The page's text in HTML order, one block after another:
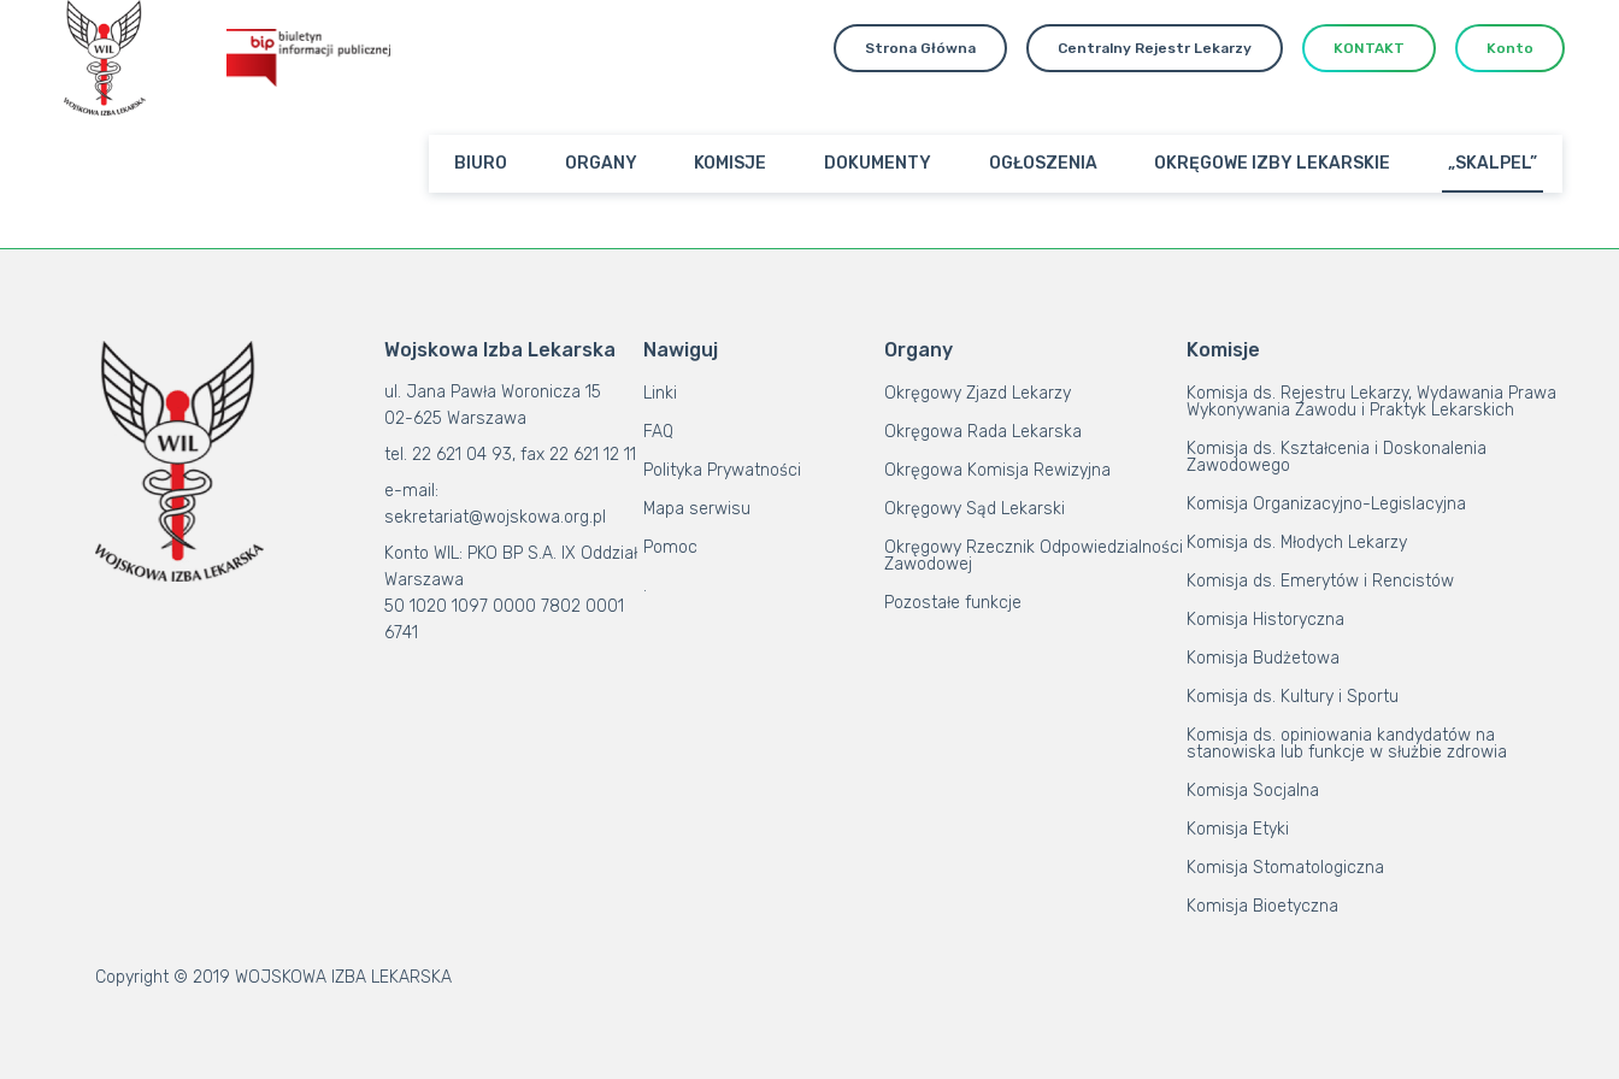
Strona Główna Centralny Rejestr Lekarzy KONTAKT Konto
BIURO ORGANY KOMISJE DOKUMENTY OGŁOSZENIA OKRĘGOWE IZBY LEKARSKIE „SKALPEL”
Wojskowa Izba Lekarska
ul. Jana Pawła Woronicza 15
02-625 Warszawa
tel. 22 621 04 93, fax 22 621 12 11
e-mail:
sekretariat@wojskowa.org.pl
Konto WIL: PKO BP S.A. IX Oddział
Warszawa
50 1020 1097 0000 7802 0001
6741
Nawiguj
Linki
FAQ
Polityka Prywatności
Mapa serwisu
Pomoc
.
Organy
Okręgowy Zjazd Lekarzy
Okręgowa Rada Lekarska
Okręgowa Komisja Rewizyjna
Okręgowy Sąd Lekarski
Okręgowy Rzecznik Odpowiedzialności
Zawodowej
Pozostałe funkcje
Komisje
Komisja ds. Rejestru Lekarzy, Wydawania Prawa
Wykonywania Zawodu i Praktyk Lekarskich
Komisja ds. Kształcenia i Doskonalenia
Zawodowego
Komisja Organizacyjno-Legislacyjna
Komisja ds. Młodych Lekarzy
Komisja ds. Emerytów i Rencistów
Komisja Historyczna
Komisja Budżetowa
Komisja ds. Kultury i Sportu
Komisja ds. opiniowania kandydatów na
stanowiska lub funkcje w służbie zdrowia
Komisja Socjalna
Komisja Etyki
Komisja Stomatologiczna
Komisja Bioetyczna
Copyright © 2019 WOJSKOWA IZBA LEKARSKA